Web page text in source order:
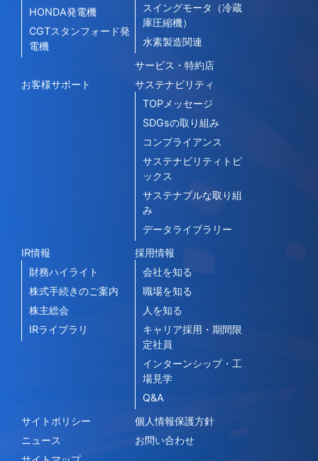
HONDA発電機
CGTスタンフォード発
電機
スイングモータ（冷蔵
庫圧縮機）
水素製造関連
サービス・特約店
お客様サポート
サステナビリティ
TOPメッセージ
SDGsの取り組み
コンプライアンス
サステナビリティトピ
ックス
サステナブルな取り組
み
データライブラリー
IR情報
財務ハイライト
株式手続きのご案内
株主総会
IRライブラリ
採用情報
会社を知る
職場を知る
人を知る
キャリア採用・期間限
定社員
インターンシップ・工
場見学
Q&A
サイトポリシー
個人情報保護方針
ニュース
お問い合わせ